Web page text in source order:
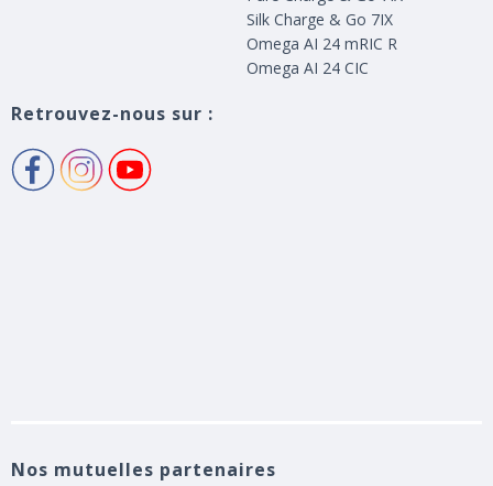
Silk Charge & Go 7IX
Omega AI 24 mRIC R
Omega AI 24 CIC
Retrouvez-nous sur :
Nos mutuelles partenaires